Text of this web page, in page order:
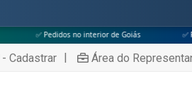
no interior de Goiás ✅ Pedidos aprovados
Cadastrar | Área do